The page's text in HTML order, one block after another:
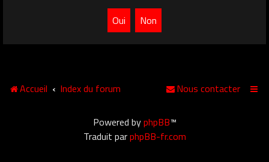
Accueil Index du forum Nous contacter
Powered byphpBB™
Traduit parphpBB-fr.com